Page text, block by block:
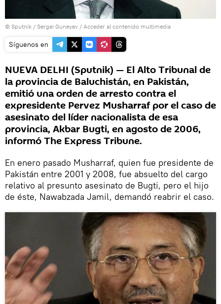
© Sputnik / Sergei Guneyev / Acceder al contenido multimedia
Síguenos en
NUEVA DELHI (Sputnik) — El Alto Tribunal de
la provincia de Baluchistán, en Pakistán,
emitió una orden de arresto contra el
expresidente Pervez Musharraf por el caso de
asesinato del líder nacionalista de esa
provincia, Akbar Bugti, en agosto de 2006,
informó The Express Tribune.
En enero pasado Musharraf, quien fue presidente de
Pakistán entre 2001 y 2008, fue absuelto del cargo
relativo al presunto asesinato de Bugti, pero el hijo
de éste, Nawabzada Jamil, demandó reabrir el caso.